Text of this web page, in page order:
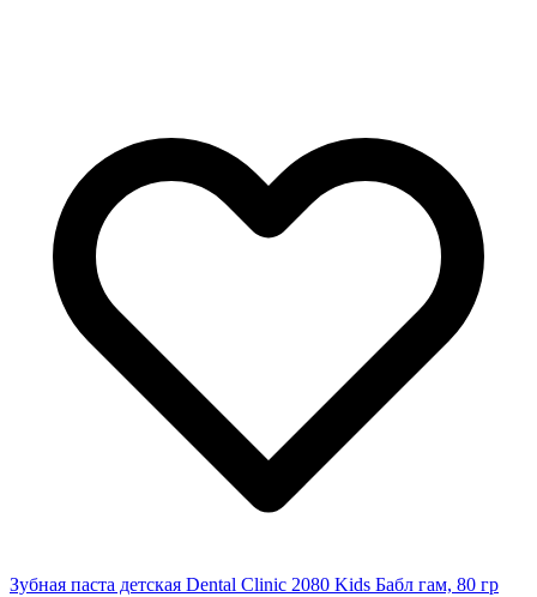
Зубная паста детская Dental Clinic 2080 Kids Бабл гам, 80 гр